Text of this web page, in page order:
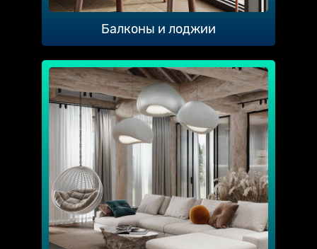
Балконы и лоджии